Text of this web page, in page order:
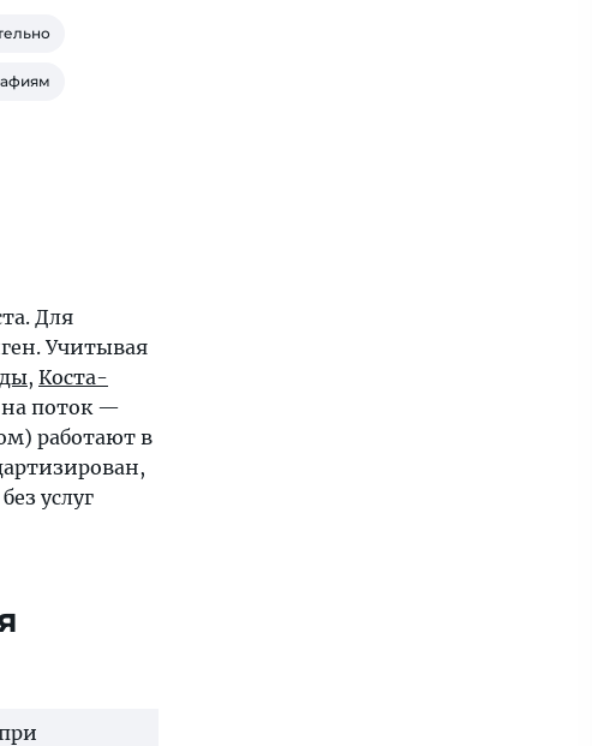
Для
Учитывая
, Коста-
на поток —
работают в
услуг